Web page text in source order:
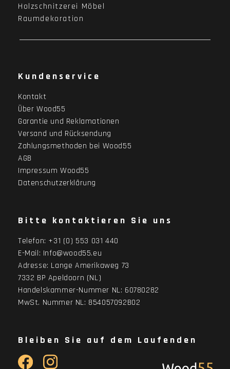
Holzschnitzerei Möbel
Raumdekoration
Kundenservice
Kontakt
Über Wood55
Garantie und Reklamationen
Versand und Rücksendung
Zahlungsmethoden bei Wood55
AGB
Impressum Wood55
Datenschutzerklärung
Bitte kontaktieren Sie uns
Telefon: +31 (0) 553 031 440
E-Mail: Info@wood55.eu
Adresse: Lange Amerikaweg 73
7332 BP Apeldoorn (NL)
Handelskammer-Nummer NL: 60780282
MwSt. Nummer NL: 854057092B02
Bleiben Sie auf dem Laufenden